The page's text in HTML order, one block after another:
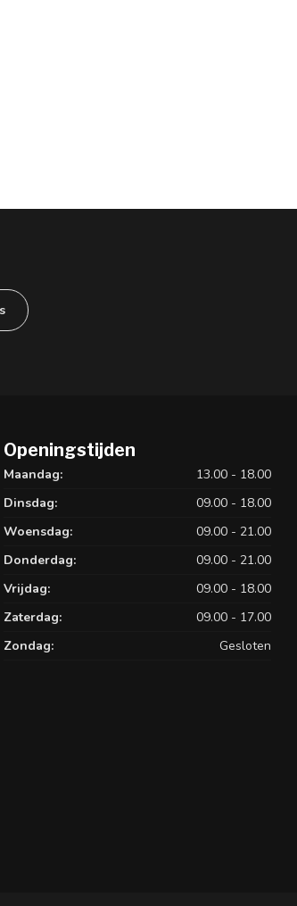
Openingstijden
Maandag:
13.00 - 18.00
Dinsdag:
09.00 - 18.00
Woensdag:
09.00 - 21.00
Donderdag:
09.00 - 21.00
Vrijdag:
09.00 - 18.00
Zaterdag:
09.00 - 17.00
Zondag:
Gesloten